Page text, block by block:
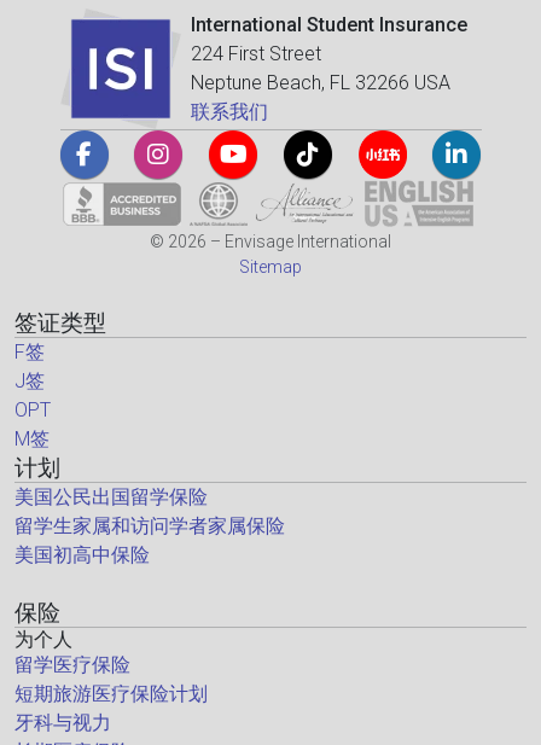
International Student Insurance
224 First Street
Neptune Beach, FL 32266 USA
联系我们
© 2026 – Envisage International
Sitemap
签证类型
F签
J签
OPT
M签
计划
美国公民出国留学保险
留学生家属和访问学者家属保险
美国初高中保险
保险
为个人
留学医疗保险
短期旅游医疗保险计划
牙科与视力